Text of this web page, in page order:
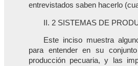
entrevistados saben hacerlo
II. 2 SISTEMAS DE
Este inciso muestra
para entender en su
producción pecuaria, y las